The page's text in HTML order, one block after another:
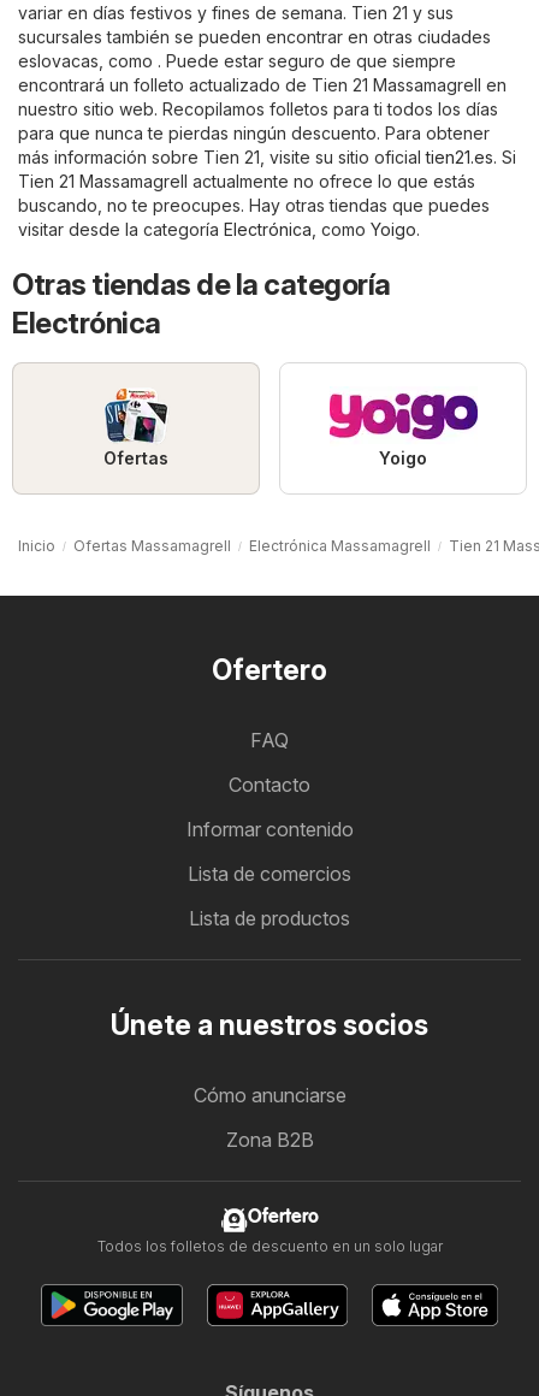
variar en días festivos y fines de semana. Tien 21 y sus
sucursales también se pueden encontrar en otras ciudades
eslovacas, como . Puede estar seguro de que siempre
encontrará un folleto actualizado de Tien 21 Massamagrell en
nuestro sitio web. Recopilamos folletos para ti todos los días
para que nunca te pierdas ningún descuento. Para obtener
más información sobre Tien 21, visite su sitio oficialtien21.es. Si
Tien 21 Massamagrell actualmente no ofrece lo que estás
buscando, no te preocupes. Hay otras tiendas que puedes
visitar desde la categoría Electrónica , como Yoigo.
Otras tiendas de la categoría
Electrónica
Ofertas Yoigo
Inicio Ofertas Massamagrell Electrónica Massamagrell Tien 21
Ofertero
FAQ
Contacto
Informar contenido
Lista de comercios
Lista de productos
Únete a nuestros socios
Cómo anunciarse
Zona B2B
Ofertero
Todos los folletos de descuento en un solo lugar